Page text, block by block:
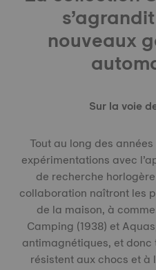
nouveaux
Sur la voie
Tout au long des
expérimentations avec
de recherche
collaboration naîtront les
de la maison, à
Camping (1938) et
antimagnétiques, et
résistent aux chocs et